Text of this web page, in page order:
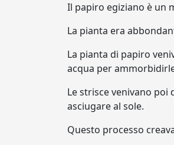
Il papiro egiziano è un
La pianta era
La pianta di papiro
acqua per
Le strisce venivano
asciugare al sole.
Questo processo